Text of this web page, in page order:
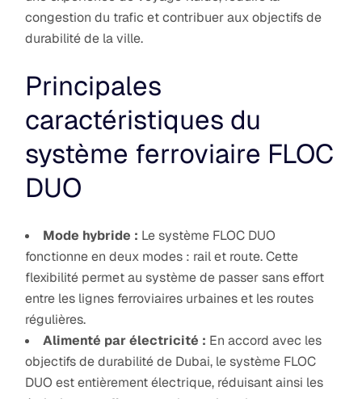
congestion du trafic et contribuer aux objectifs de
durabilité de la ville.
Principales
caractéristiques du
système ferroviaire FLOC
DUO
Mode hybride : Le système FLOC DUO
fonctionne en deux modes : rail et route. Cette
flexibilité permet au système de passer sans effort
entre les lignes ferroviaires urbaines et les routes
régulières.
Alimenté par électricité : En accord avec les
objectifs de durabilité de Dubai, le système FLOC
DUO est entièrement électrique, réduisant ainsi les